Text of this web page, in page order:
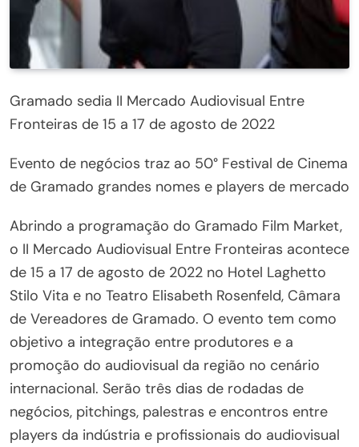
Gramado sedia II Mercado Audiovisual Entre
Fronteiras de 15 a 17 de agosto de 2022
Evento de negócios traz ao 50° Festival de Cinema
de Gramado grandes nomes e players de mercado
Abrindo a programação do Gramado Film Market,
o II Mercado Audiovisual Entre Fronteiras acontece
de 15 a 17 de agosto de 2022 no Hotel Laghetto
Stilo Vita e no Teatro Elisabeth Rosenfeld, Câmara
de Vereadores de Gramado. O evento tem como
objetivo a integração entre produtores e a
promoção do audiovisual da região no cenário
internacional. Serão três dias de rodadas de
negócios, pitchings, palestras e encontros entre
players da indústria e profissionais do audiovisual